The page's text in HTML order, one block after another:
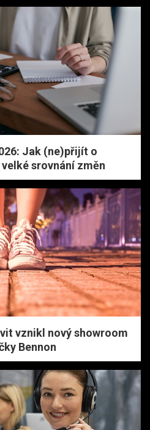
Jak (ne)přijít o
srovnání změn
vznikl nový showroom
Bennon